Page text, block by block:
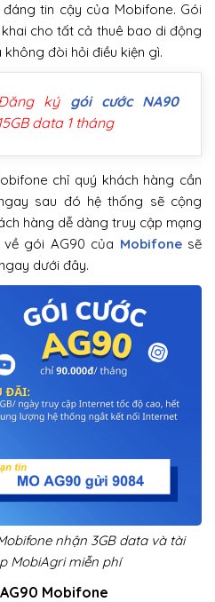
tin cậy của Mobifone. Gói
cho tất cả thuê bao di động
đòi hỏi điều kiện gì.
ký gói cước NA90
data 1 tháng
chỉ quý khách hàng cần
sau đó hệ thống sẽ cộng
hàng dễ dàng truy cập mạng
gói AG90 của Mobifonesẽ
dưới đây.
nhận 3GB data và tài
MobiAgri miễn phí
Mobifone